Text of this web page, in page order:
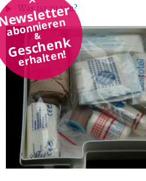
abonnieren
&
Geschenk
erhalten!
Was ist zu tun?